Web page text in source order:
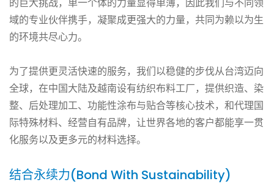
域的专业伙伴携手，凝聚成更强大的力量，共同为赖以为生
的环境共尽心力。
为了提供更灵活快速的服务，我们以稳健的步伐从台湾迈向
全球，在中国大陆及越南设有纺织布料工厂，提供织造、染
整、后处理加工、功能性涂布与贴合等核心技术，和代理国
际特殊材料、经营自有品牌，让世界各地的客户都能享一贯
化服务以及更多元的材料选择。
结合永续力(Bond With Sustainability)